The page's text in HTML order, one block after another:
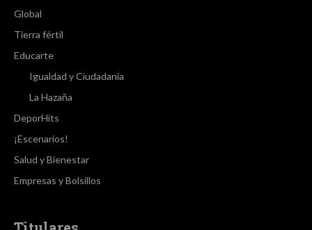
Global
Tierra fértil
Educarte
Igualdad y Ciudadanía
La Hazaña
DeporHits
¡Escenarios!
Salud y Bienestar
Empresas y Bolsillos